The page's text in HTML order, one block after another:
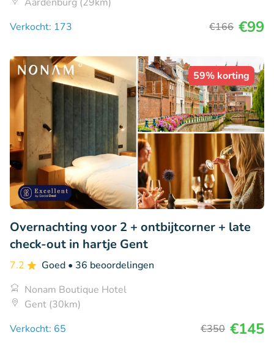
Verkocht: 173
€166 €99
59% korting
Overnachting voor 2 + ontbijtcorner + late
check-out in hartje Gent
7.2 Goed • 36 beoordelingen
Nonam Boutique Hotel
Gent (30km)
Verkocht: 65
€350 €145